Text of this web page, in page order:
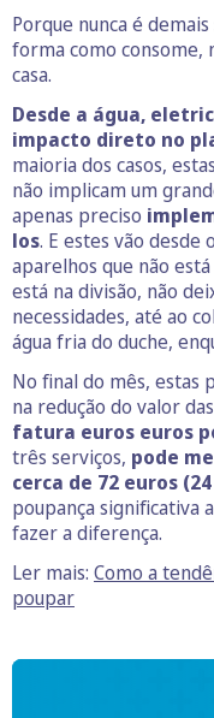
Porque nunca é
forma como consome,
casa.
Desde a água,
impacto direto no
maioria dos casos,
não implicam um
apenas preciso
los. E estes vão desde
aparelhos que não
está na divisão, não
necessidades, até ao
água fria do duche,
No final do mês, estas
na redução do valor
fatura euros euros
três serviços, pode
cerca de 72 euros
poupança significativa
fazer a diferença.
Ler mais: Como a
poupar